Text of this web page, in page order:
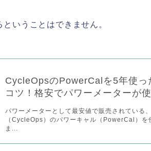
いうことはできません。
CycleOpsのPowerCalを5年使っ
コツ！格安でパワーメーターが使
パワーメーターとして最安値で販売されている
（CycleOps）のパワーキャル（PowerCal）を
ま...